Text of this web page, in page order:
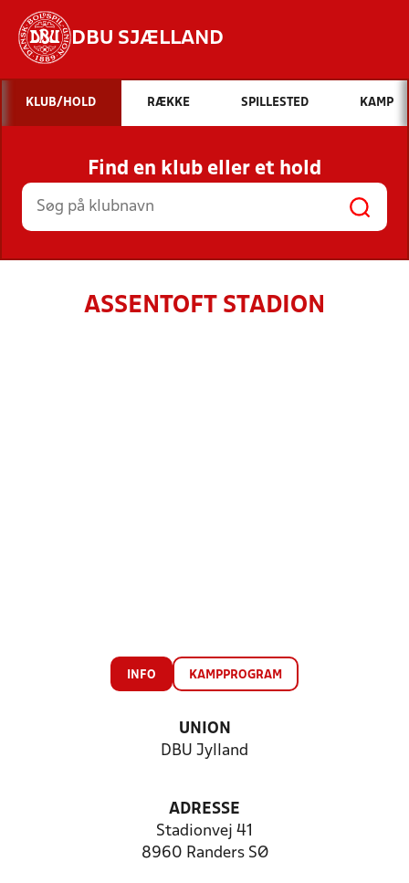
DBU SJÆLLAND
Hvad vil du søge efter?
INDHOLD OG NYHEDER
STILLINGER, RESULTATER, KLUBBER OG
HOLD
KLUB/HOLD RÆKKE SPILLESTED KAMP
Find en klub eller et hold
ASSENTOFT STADION
INFO KAMPPROGRAM
UNION
DBU Jylland
ADRESSE
Stadionvej 41
8960 Randers SØ